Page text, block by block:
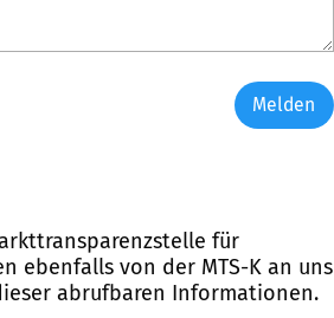
Melden
für
ebenfalls von der MTS-K an uns
abrufbaren Informationen.